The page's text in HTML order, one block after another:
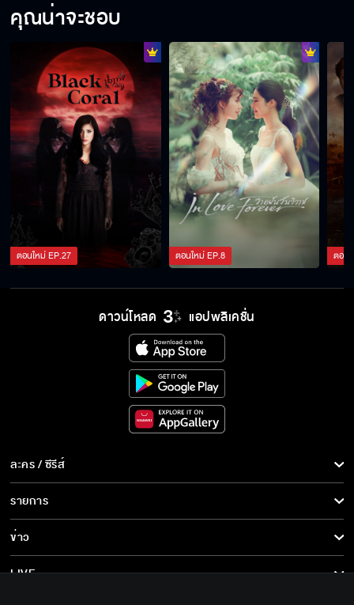
นางนาคพระโขนง วันนี้เสนอเป็นตอนแรก
แม้ความตายมิอาจพรากรักเรา... พบกับตำนาน
ความรักของ "แม่นาค"
"นางนาคพระโขนง" มาแน่! เร็วๆ นี้
คุณน่าจะชอบ
ตอนใหม่EP.27 ตอนใหม่EP.8 ตอน
ดาวน์โหลด แอปพลิเคชั่น
ละคร / ซีรีส์
ละคร/ซีรีส์
ซีรีส์นานาชาติ
การ์ตูน & เกม
รายการ
รายการทั้งหมด
ข่าว
ข่าวทั้งหมด
LIVE